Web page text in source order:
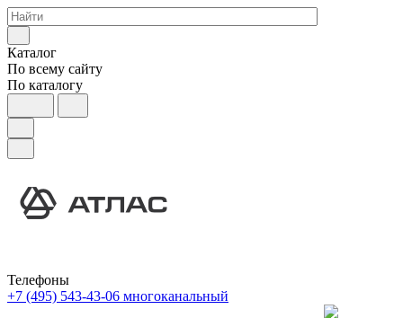
Каталог
По всему сайту
По каталогу
Телефоны
+7 (495) 543-43-06 многоканальный